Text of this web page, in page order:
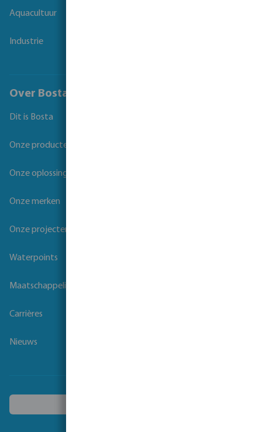
Aquacultuur
Industrie
Over Bosta
Dit is Bosta
Onze producten
Onze oplossingen
Onze merken
Onze projecten
Waterpoints
Maatschappelijk verantwoord ondernemen
Carrières
Nieuws